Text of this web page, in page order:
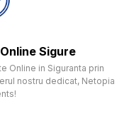
Sigure
Online in Siguranta prin
nostru dedicat, Netopia